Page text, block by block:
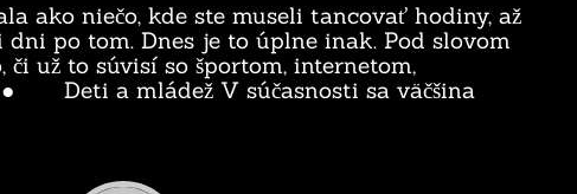
ako niečo, kde ste museli tancovať hodiny, až
po tom. Dnes je to úplne inak. Pod slovom
už to súvisí so športom, internetom,
Deti a mládež V súčasnosti sa väčšina